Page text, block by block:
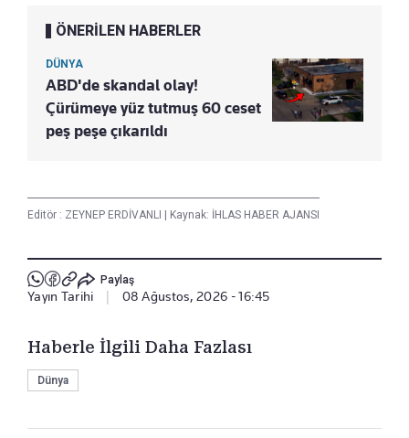
ÖNERİLEN HABERLER
DÜNYA
ABD'de skandal olay!
Çürümeye yüz tutmuş 60 ceset
peş peşe çıkarıldı
Editör : ZEYNEP ERDİVANLI | Kaynak: İHLAS HABER AJANSI
Paylaş
Yayın Tarihi 08 Ağustos, 2026 - 16:45
Haberle İlgili Daha Fazlası
Dünya